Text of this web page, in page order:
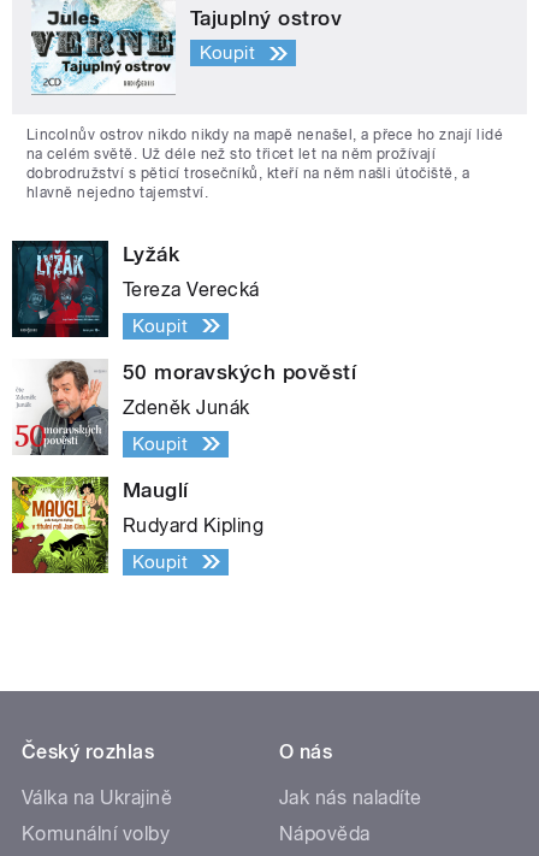
Tajuplný ostrov
Koupit
Lincolnův ostrov nikdo nikdy na mapě nenašel, a přece ho znají lidé
na celém světě. Už déle než sto třicet let na něm prožívají
dobrodružství s pěticí trosečníků, kteří na něm našli útočiště, a
hlavně nejedno tajemství.
Lyžák
Tereza Verecká
Koupit
50 moravských pověstí
Zdeněk Junák
Koupit
Mauglí
Rudyard Kipling
Koupit
Český rozhlas
Válka na Ukrajině
Komunální volby
O nás
Jak nás naladíte
Nápověda